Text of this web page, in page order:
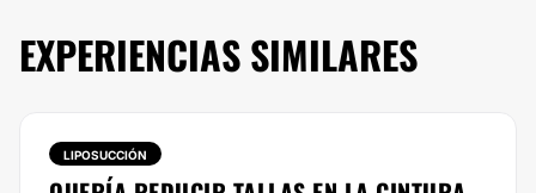
EXPERIENCIAS SIMILARES
LIPOSUCCIÓN